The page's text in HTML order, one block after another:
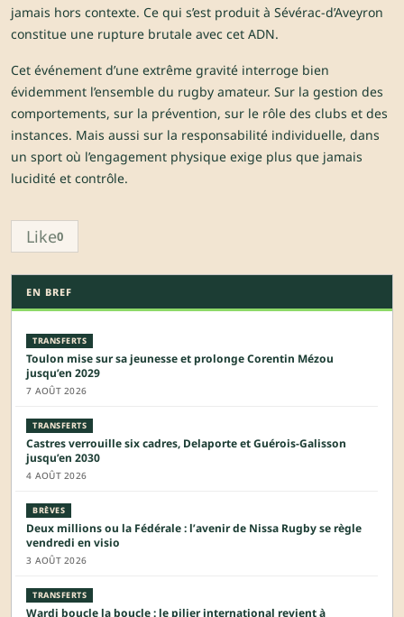
jamais hors contexte. Ce qui s’est produit à Sévérac-d’Aveyron
constitue une rupture brutale avec cet ADN.
Cet événement d’une extrême gravité interroge bien
évidemment l’ensemble du rugby amateur. Sur la gestion des
comportements, sur la prévention, sur le rôle des clubs et des
instances. Mais aussi sur la responsabilité individuelle, dans
un sport où l’engagement physique exige plus que jamais
lucidité et contrôle.
Like0
EN BREF
TRANSFERTS
Toulon mise sur sa jeunesse et prolonge Corentin Mézou
jusqu’en 2029
7 AOÛT 2026
TRANSFERTS
Castres verrouille six cadres, Delaporte et Guérois-Galisson
jusqu’en 2030
4 AOÛT 2026
BRÈVES
Deux millions ou la Fédérale : l’avenir de Nissa Rugby se règle
vendredi en visio
3 AOÛT 2026
TRANSFERTS
Wardi boucle la boucle : le pilier international revient à